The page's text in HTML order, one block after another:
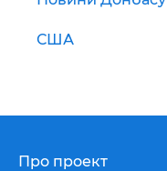
США
Про проект